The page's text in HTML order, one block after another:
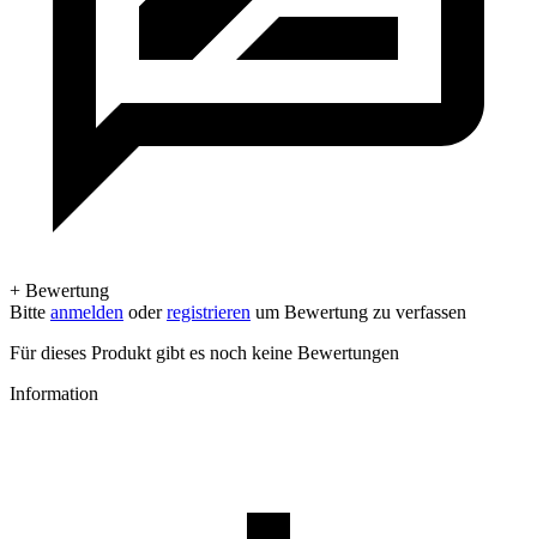
+ Bewertung
Bitte anmelden oderregistrieren um Bewertung zu verfassen
Für dieses Produkt gibt es noch keine Bewertungen
Information